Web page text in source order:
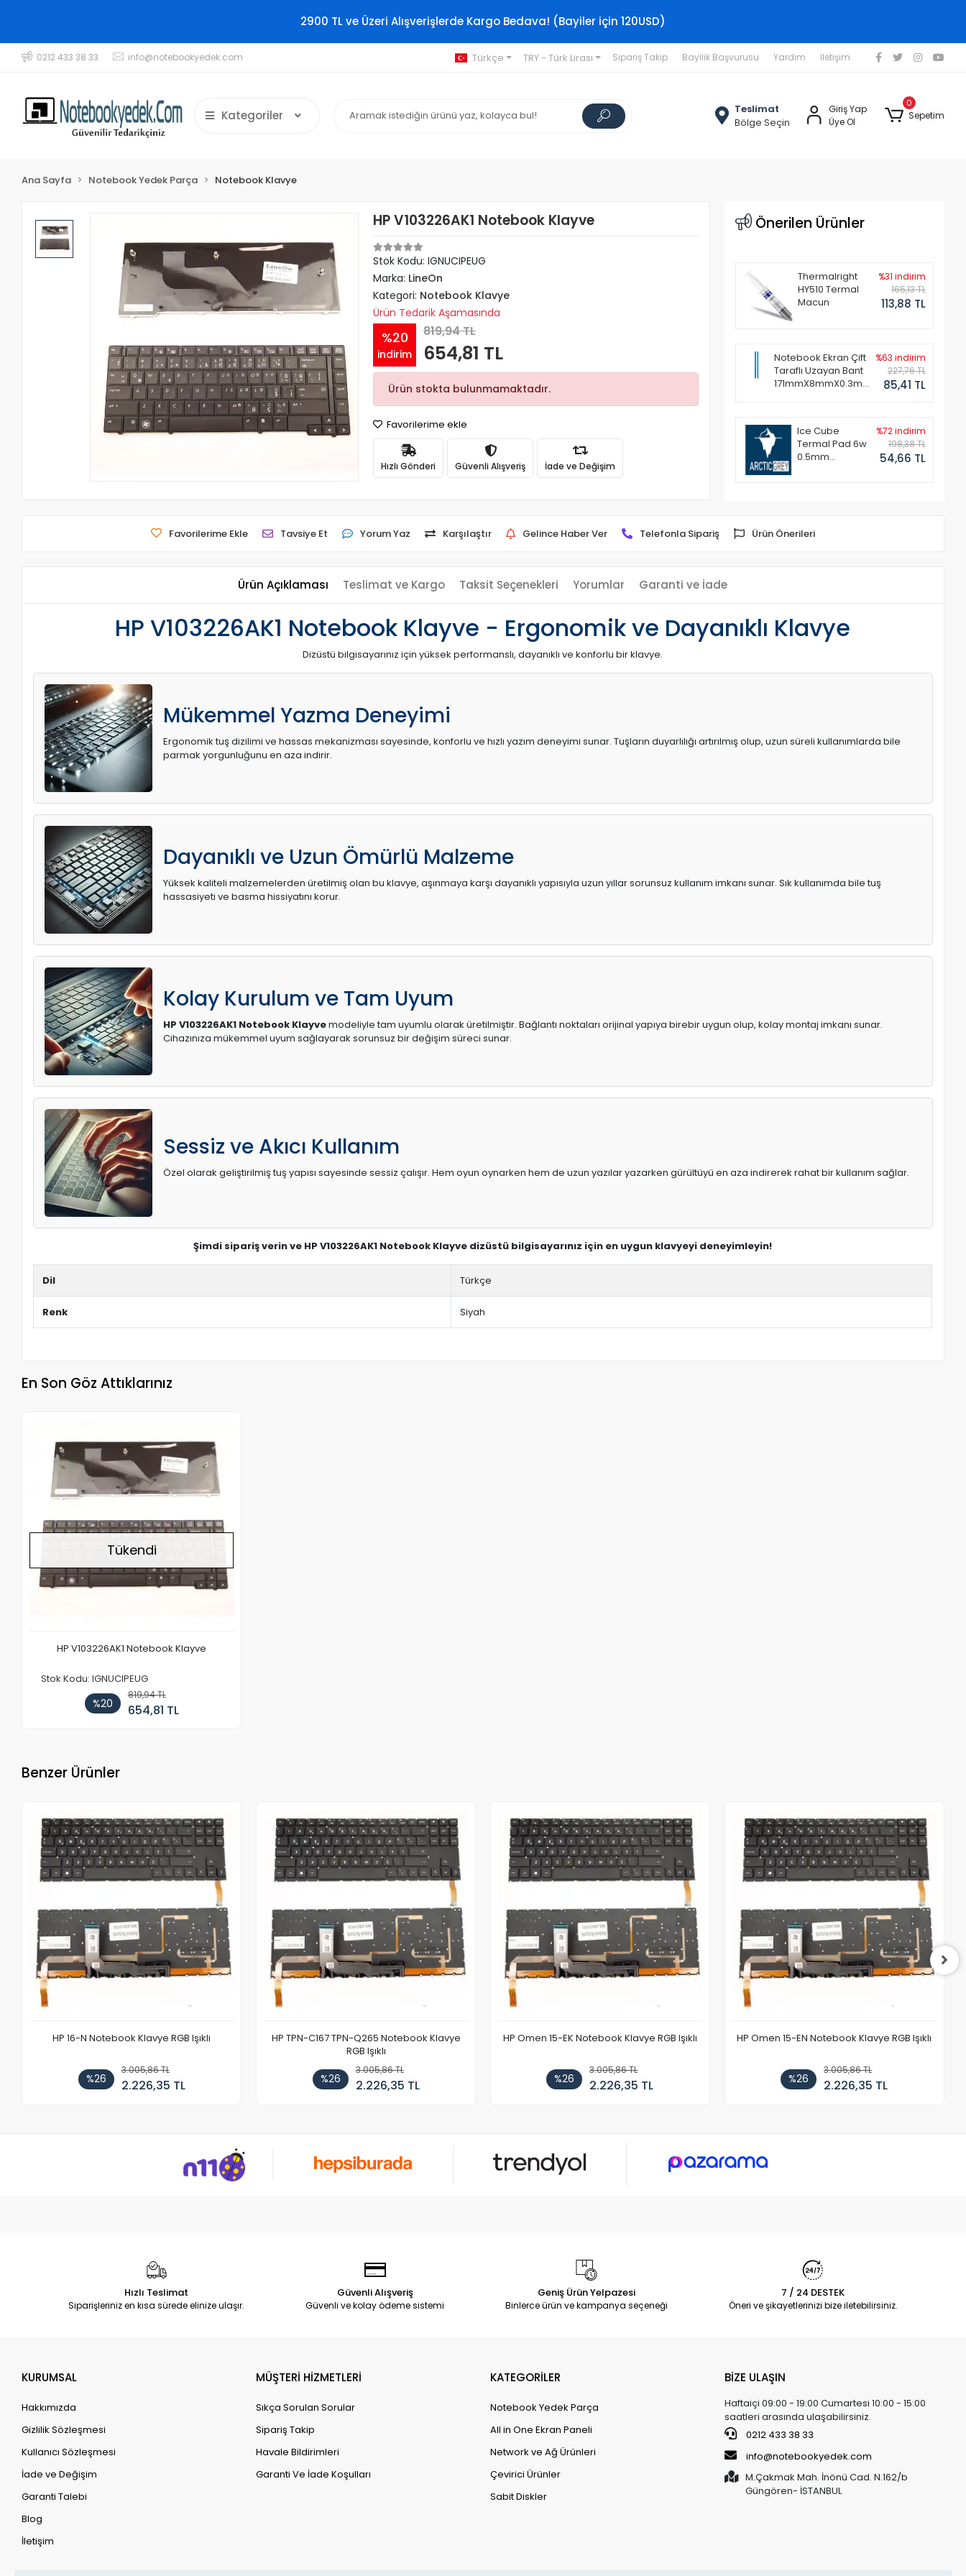
2900 TL ve Üzeri Alışverişlerde Kargo Bedava! (Bayiler için 120USD)
0212 433 38 33 info@notebookyedek.com Türkçe TRY - Türk Lirası Sipariş Takip Bayilik Başvurusu Yardım İletişim
Kategoriler
Teslimat
Bölge Seçin
Giriş Yap
Üye Ol
0
Sepetim
Ana Sayfa Notebook Yedek Parça Notebook Klavye
HP V103226AK1 Notebook Klayve
Stok Kodu: IGNUCIPEUG
Marka: LineOn
Kategori: Notebook Klavye
Ürün Tedarik Aşamasında
%20
indirim
819,94 TL
654,81 TL
Ürün stokta bulunmamaktadır.
Favorilerime ekle
Hızlı Gönderi Güvenli Alışveriş İade ve Değişim
Önerilen Ürünler
Thermalright
HY510 Termal
Macun
%31 indirim
165,13 TL
113,88 TL
Notebook Ekran Çift
Taraflı Uzayan Bant
171mmX8mmX0.3mm
%63 indirim
227,76 TL
85,41 TL
Ice Cube
Termal Pad 6w
0.5mm
%72 indirim
198,38 TL
54,66 TL
Favorilerime Ekle Tavsiye Et Yorum Yaz Karşılaştır Gelince Haber Ver Telefonla Sipariş Ürün Önerileri
Ürün Açıklaması Teslimat ve Kargo Taksit Seçenekleri Yorumlar Garanti ve İade
HP V103226AK1 Notebook Klayve - Ergonomik ve Dayanıklı Klavye
Dizüstü bilgisayarınız için yüksek performanslı, dayanıklı ve konforlu bir klavye.
Mükemmel Yazma Deneyimi
Ergonomik tuş dizilimi ve hassas mekanizması sayesinde, konforlu ve hızlı yazım deneyimi sunar. Tuşların duyarlılığı artırılmış olup, uzun süreli kullanımlarda bile
parmak yorgunluğunu en aza indirir.
Dayanıklı ve Uzun Ömürlü Malzeme
Yüksek kaliteli malzemelerden üretilmiş olan bu klavye, aşınmaya karşı dayanıklı yapısıyla uzun yıllar sorunsuz kullanım imkanı sunar. Sık kullanımda bile tuş
hassasiyeti ve basma hissiyatını korur.
Kolay Kurulum ve Tam Uyum
HP V103226AK1 Notebook Klayvemodeliyle tam uyumlu olarak üretilmiştir. Bağlantı noktaları orijinal yapıya birebir uygun olup, kolay montaj imkanı sunar.
Cihazınıza mükemmel uyum sağlayarak sorunsuz bir değişim süreci sunar.
Sessiz ve Akıcı Kullanım
Özel olarak geliştirilmiş tuş yapısı sayesinde sessiz çalışır. Hem oyun oynarken hem de uzun yazılar yazarken gürültüyü en aza indirerek rahat bir kullanım sağlar.
Şimdi sipariş verin ve HP V103226AK1 Notebook Klayve dizüstü bilgisayarınız için en uygun klavyeyi deneyimleyin!
Dil Türkçe
Renk Siyah
En Son Göz Attıklarınız
Stokta Yok
Tükendi
HP V103226AK1 Notebook Klayve
Stok Kodu: IGNUCIPEUG
%20
819,94 TL
654,81 TL
Benzer Ürünler
HP 16-N Notebook Klavye RGB Işıklı
%26
3.005,86 TL
2.226,35 TL
HP TPN-C167 TPN-Q265 Notebook Klavye
RGB Işıklı
%26
3.005,86 TL
2.226,35 TL
HP Omen 15-EK Notebook Klavye RGB Işıklı
%26
3.005,86 TL
2.226,35 TL
HP Omen 15-EN Notebook Klavye RGB Işıklı
%26
3.005,86 TL
2.226,35 TL
Hızlı Teslimat
Siparişleriniz en kısa sürede elinize ulaşır.
Güvenli Alışveriş
Güvenli ve kolay ödeme sistemi
Geniş Ürün Yelpazesi
Binlerce ürün ve kampanya seçeneği
7 / 24 DESTEK
Öneri ve şikayetlerinizi bize iletebilirsiniz.
KURUMSAL
Hakkımızda
Gizlilik Sözleşmesi
Kullanıcı Sözleşmesi
İade ve Değişim
Garanti Talebi
Blog
İletişim
MÜŞTERİ HİZMETLERİ
Sıkça Sorulan Sorular
Sipariş Takip
Havale Bildirimleri
Garanti Ve İade Koşulları
KATEGORİLER
Notebook Yedek Parça
All in One Ekran Paneli
Network ve Ağ Ürünleri
Çevirici Ürünler
Sabit Diskler
BİZE ULAŞIN
Haftaiçi 09:00 - 19:00 Cumartesi 10:00 - 15:00
saatleri arasında ulaşabilirsiniz.
0212 433 38 33
info@notebookyedek.com
M.Çakmak Mah. İnönü Cad. N.162/b
Güngören- İSTANBUL